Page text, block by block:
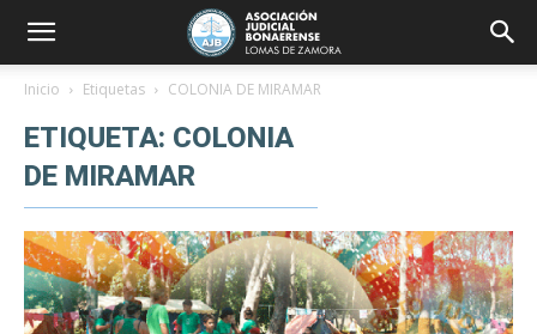
Inicio Etiquetas COLONIA DE MIRAMAR
ETIQUETA: COLONIA
DE MIRAMAR